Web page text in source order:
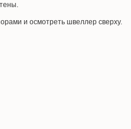
и осмотреть швеллер сверху.